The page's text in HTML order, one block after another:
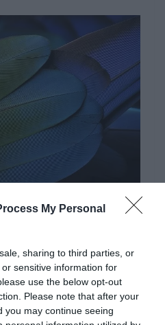
My Personal
sharing to third parties, or
sensitive information for
use the below opt-out
Please note that after your
you may continue seeing